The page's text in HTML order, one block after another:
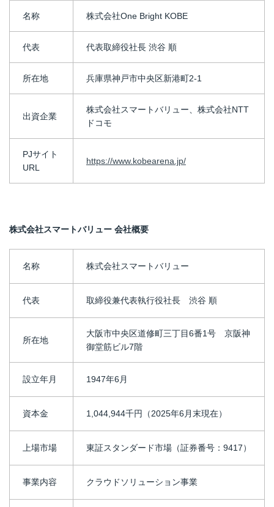
名称 株式会社One Bright KOBE
代表 代表取締役社長 渋谷 順
所在地 兵庫県神戸市中央区新港町2-1
出資企業
株式会社スマートバリュー、株式会社NTT
ドコモ
PJサイト
URL
https://www.kobearena.jp/
株式会社スマートバリュー 会社概要
名称 株式会社スマートバリュー
代表 取締役兼代表執行役社長 渋谷 順
所在地
大阪市中央区道修町三丁目6番1号 京阪神
御堂筋ビル7階
設立年月 1947年6月
資本金 1,044,944千円（2025年6月末現在）
上場市場 東証スタンダード市場（証券番号：9417）
事業内容 クラウドソリューション事業